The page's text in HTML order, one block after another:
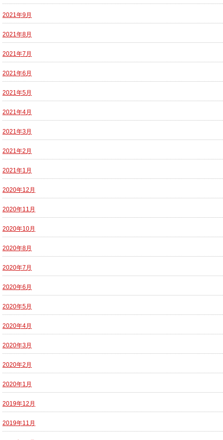
2021年9月
2021年8月
2021年7月
2021年6月
2021年5月
2021年4月
2021年3月
2021年2月
2021年1月
2020年12月
2020年11月
2020年10月
2020年8月
2020年7月
2020年6月
2020年5月
2020年4月
2020年3月
2020年2月
2020年1月
2019年12月
2019年11月